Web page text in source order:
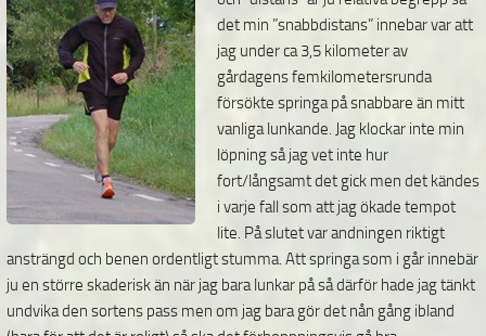
det min ”snabbdistans” innebar var att
jag under ca 3,5 kilometer av
gårdagens femkilometersrunda
försökte springa på snabbare än mitt
vanliga lunkande. Jag klockar inte min
löpning så jag vet inte hur
fort/långsamt det gick men det kändes
i varje fall som att jag ökade tempot
lite. På slutet var andningen riktigt
ansträngd och benen ordentligt stumma. Att springa som i går innebär
ju en större skaderisk än när jag bara lunkar på så därför hade jag tänkt
undvika den sortens pass men om jag bara gör det nån gång ibland